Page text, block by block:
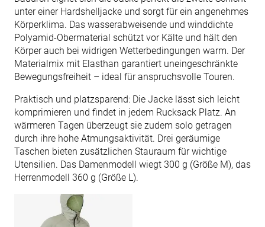
unter einer Hardshelljacke und sorgt für ein angenehmes
Körperklima. Das wasserabweisende und winddichte
Polyamid-Obermaterial schützt vor Kälte und hält den
Körper auch bei widrigen Wetterbedingungen warm. Der
Materialmix mit Elasthan garantiert uneingeschränkte
Bewegungsfreiheit – ideal für anspruchsvolle Touren.
Praktisch und platzsparend: Die Jacke lässt sich leicht
komprimieren und findet in jedem Rucksack Platz. An
wärmeren Tagen überzeugt sie zudem solo getragen
durch ihre hohe Atmungsaktivität. Drei geräumige
Taschen bieten zusätzlichen Stauraum für wichtige
Utensilien. Das Damenmodell wiegt 300 g (Größe M), das
Herrenmodell 360 g (Größe L).